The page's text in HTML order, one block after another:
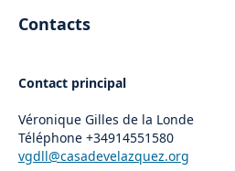
Contacts
Contact principal
Véronique Gilles de la Londe
Téléphone +34914551580
vgdll@casadevelazquez.org